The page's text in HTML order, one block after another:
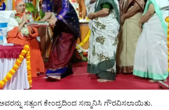
ಸತ್ಸಂಗ ಕೇಂದ್ರದಿಂದ ಸನ್ಮಾನಿಸಿ ಗೌರವಿಸಲಾಯಿತು.